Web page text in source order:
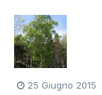
verrucosa.
betulla che a sua
25 Giugno 2015